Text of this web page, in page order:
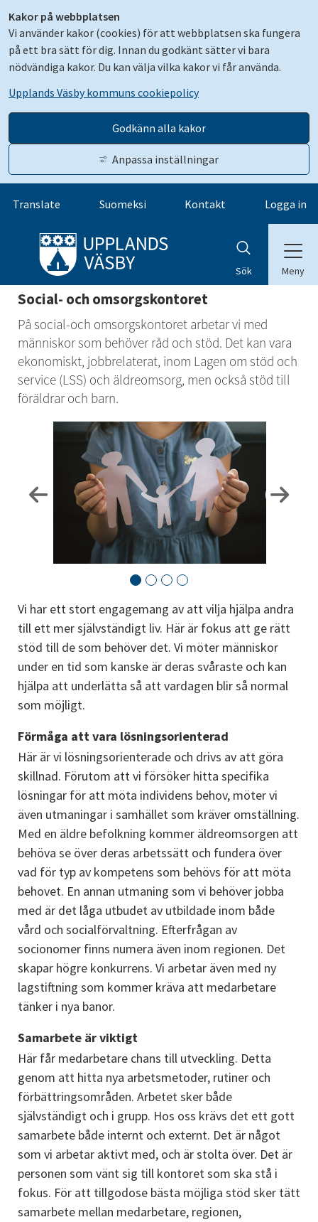
Kakor på webbplatsen
Vi använder kakor (cookies) för att webbplatsen ska fungera
på ett bra sätt för dig. Innan du godkänt sätter vi bara
nödvändiga kakor. Du kan välja vilka kakor vi får använda.
Upplands Väsby kommuns cookiepolicy
Godkänn alla kakor
Anpassa inställningar
Gå till innehåll
Translate Suomeksi Kontakt Logga in
Sök Meny
Social- och omsorgskontoret
På social-och omsorgskontoret arbetar vi med
människor som behöver råd och stöd. Det kan vara
ekonomiskt, jobbrelaterat, inom Lagen om stöd och
service (LSS) och äldreomsorg, men också stöd till
föräldrar och barn.
Vi har ett stort engagemang av att vilja hjälpa andra
till ett mer självständigt liv. Här är fokus att ge rätt
stöd till de som behöver det. Vi möter människor
under en tid som kanske är deras svåraste och kan
hjälpa att underlätta så att vardagen blir så normal
som möjligt.
Förmåga att vara lösningsorienterad
Här är vi lösningsorienterade och drivs av att göra
skillnad. Förutom att vi försöker hitta specifika
lösningar för att möta individens behov, möter vi
även utmaningar i samhället som kräver omställning.
Med en äldre befolkning kommer äldreomsorgen att
behöva se över deras arbetssätt och fundera över
vad för typ av kompetens som behövs för att möta
behovet. En annan utmaning som vi behöver jobba
med är det låga utbudet av utbildade inom både
vård och socialförvaltning. Efterfrågan av
socionomer finns numera även inom regionen. Det
skapar högre konkurrens. Vi arbetar även med ny
lagstiftning som kommer kräva att medarbetare
tänker i nya banor.
Samarbete är viktigt
Här får medarbetare chans till utveckling. Detta
genom att hitta nya arbetsmetoder, rutiner och
förbättringsområden. Arbetet sker både
självständigt och i grupp. Hos oss krävs det ett gott
samarbete både internt och externt. Det är något
som vi arbetar aktivt med, och är stolta över. Det är
personen som vänt sig till kontoret som ska stå i
fokus. För att tillgodose bästa möjliga stöd sker tätt
samarbete mellan medarbetare, regionen,